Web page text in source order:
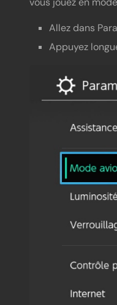
Allez dans
Appuyez